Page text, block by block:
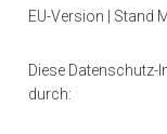
EU-Version | Stand
Diese Datenschutz-
durch: